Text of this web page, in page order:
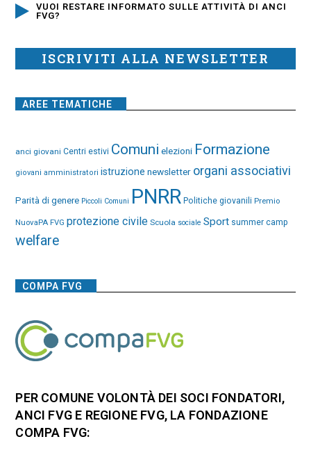
VUOI RESTARE INFORMATO SULLE ATTIVITÀ DI ANCI
FVG?
ISCRIVITI ALLA NEWSLETTER
AREE TEMATICHE
anci giovani Centri estivi Comuni elezioni Formazione
giovani amministratori istruzione newsletter organi associativi
Parità di genere Piccoli Comuni PNRR Politiche giovanili Premio
NuovaPA FVG protezione civile Scuola sociale Sport summer camp
welfare
COMPA FVG
PER COMUNE VOLONTÀ DEI SOCI FONDATORI,
ANCI FVG E REGIONE FVG, LA FONDAZIONE
COMPA FVG: